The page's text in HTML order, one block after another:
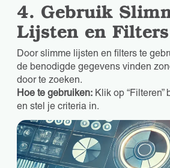
4. Gebruik
Lijsten en Filters
Door slimme lijsten en filters te
de benodigde gegevens vinden
door te zoeken.
Hoe te gebruiken: Klik op
en stel je criteria in.